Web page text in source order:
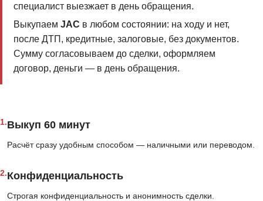
специалист выезжает в день обращения.
Выкупаем JAC в любом состоянии: на ходу и нет,
после ДТП, кредитные, залоговые, без документов.
Сумму согласовываем до сделки, оформляем
договор, деньги — в день обращения.
1.Выкуп 60 минут
Расчёт сразу удобным способом — наличными или переводом.
2.Конфиденциальность
Строгая конфиденциальность и анонимность сделки.